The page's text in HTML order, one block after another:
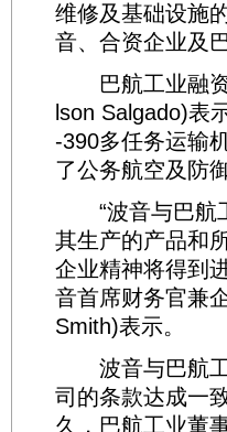
维修及基础设施
音、合资企业及
巴航工业融资
lson Salgado)表
-390多任务运输
了公务航空及防
“波音与巴航工
其生产的产品和
企业精神将得到
音首席财务官兼
Smith)表示。
波音与巴航工
司的条款达成一
久，巴航工业董